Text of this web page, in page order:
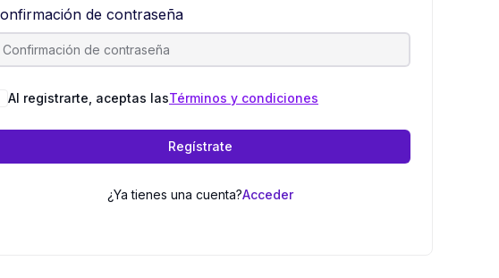
de contraseña
Al registrarte, aceptas lasTérminos y condiciones
Regístrate
¿Ya tienes una cuenta?Acceder